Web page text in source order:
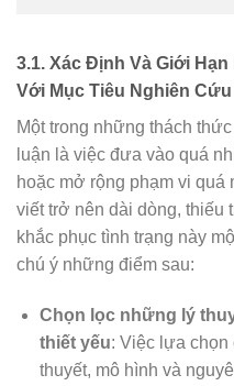
3.1. Xác Định Và Giới
Với Mục Tiêu Nghiên Cứu
Một trong những thách
luận là việc đưa vào quá
hoặc mở rộng phạm vi quá
viết trở nên dài dòng, thiếu
khắc phục tình trạng này
chú ý những điểm sau:
Chọn lọc những lý
thiết yếu: Việc lựa chọn
thuyết, mô hình và